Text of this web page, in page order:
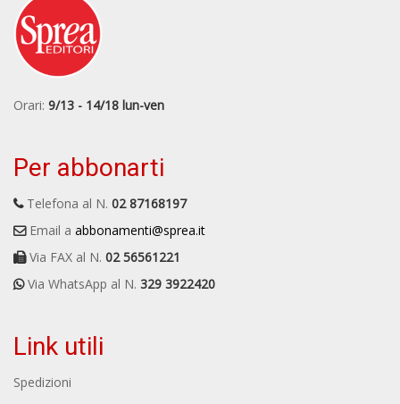
Orari: 9/13 - 14/18 lun-ven
Per abbonarti
Telefona al N. 02 87168197
Email a abbonamenti@sprea.it
Via FAX al N. 02 56561221
Via WhatsApp al N. 329 3922420
Link utili
Spedizioni